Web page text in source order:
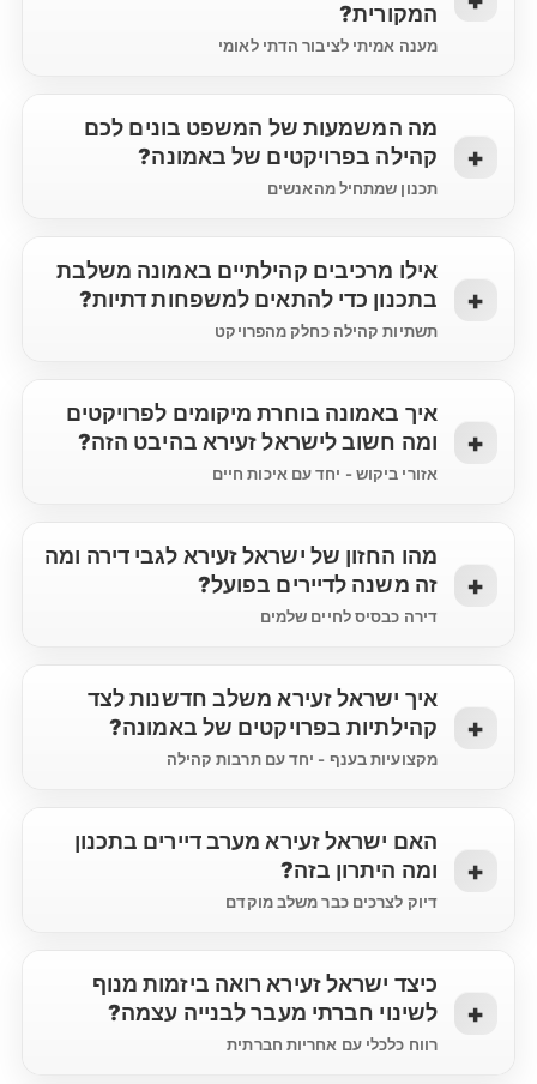
המקורית?
מענה אמיתי לציבור הדתי לאומי
מה המשמעות של המשפט בונים לכם
קהילה בפרויקטים של באמונה?
תכנון שמתחיל מהאנשים
אילו מרכיבים קהילתיים באמונה משלבת
בתכנון כדי להתאים למשפחות דתיות?
תשתיות קהילה כחלק מהפרויקט
איך באמונה בוחרת מיקומים לפרויקטים
ומה חשוב לישראל זעירא בהיבט הזה?
אזורי ביקוש - יחד עם איכות חיים
מהו החזון של ישראל זעירא לגבי דירה ומה
זה משנה לדיירים בפועל?
דירה כבסיס לחיים שלמים
איך ישראל זעירא משלב חדשנות לצד
קהילתיות בפרויקטים של באמונה?
מקצועיות בענף - יחד עם תרבות קהילה
האם ישראל זעירא מערב דיירים בתכנון
ומה היתרון בזה?
דיוק לצרכים כבר משלב מוקדם
כיצד ישראל זעירא רואה ביזמות מנוף
לשינוי חברתי מעבר לבנייה עצמה?
רווח כלכלי עם אחריות חברתית